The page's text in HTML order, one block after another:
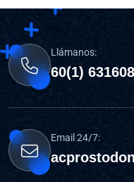
Llámanos:
60(1)
Email 24/7: